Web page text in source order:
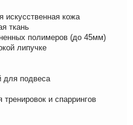
искусственная кожа
ткань
полимеров (до 45мм)
липучке
для подвеса
и спаррингов